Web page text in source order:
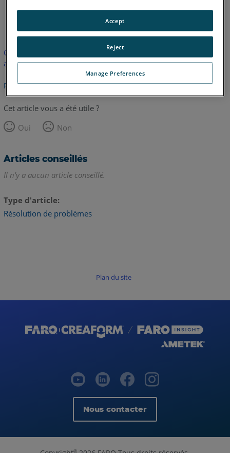
Cet article n'a pas été traduit. Cliquez ici pour voir la version
anglaise.
Retour haut de page
Cet article vous a été utile ?
Oui
Non
Articles conseillés
Il n'y a aucun article conseillé.
Type d'article
Résolution de problèmes
Plan du site
Nous contacter
©
Manage Preferences
Reject
Accept